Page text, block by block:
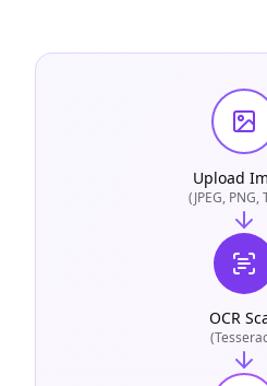
Upload
(JPEG, PNG,
OCR